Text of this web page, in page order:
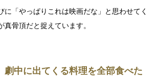
に「やっぱりこれは映画だな」と思わせてく
真骨頂だと捉えています。
劇中に出てくる料理を全部食べた